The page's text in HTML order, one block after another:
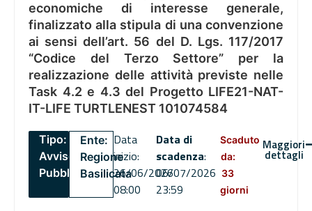
economiche di interesse generale,
finalizzato alla stipula di una convenzione
ai sensi dell’art. 56 del D. Lgs. 117/2017
“Codice del Terzo Settore” per la
realizzazione delle attività previste nelle
Task 4.2 e 4.3 del Progetto LIFE21-NAT-
IT-LIFE TURTLENEST 101074584
Tipo:
Avviso
Pubblico
Ente:
Regione
Basilicata
Data
inizio:
26/06/2026
08:00
Data di
scadenza:
06/07/2026
23:59
Scaduto
da:
33
giorni
Maggiori
dettagli